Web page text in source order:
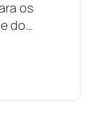
os
do